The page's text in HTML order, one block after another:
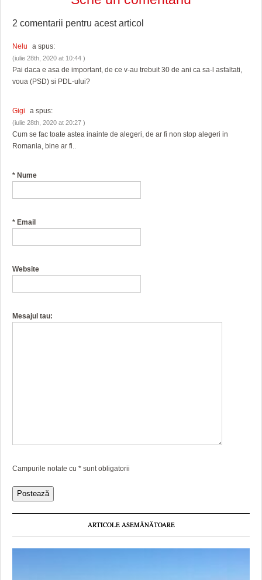
2 comentarii pentru acest articol
Nelu a spus:
(iulie 28th, 2020 at 10:44 )
Pai daca e asa de important, de ce v-au trebuit 30 de ani ca sa-l asfaltati,
voua (PSD) si PDL-ului?
Gigi a spus:
(iulie 28th, 2020 at 20:27 )
Cum se fac toate astea inainte de alegeri, de ar fi non stop alegeri in
Romania, bine ar fi..
* Nume
* Email
Website
Mesajul tau:
Campurile notate cu * sunt obligatorii
ARTICOLE ASEMĂNĂTOARE